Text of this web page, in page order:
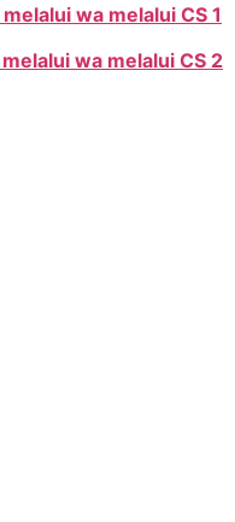
wa melalui CS 1
wa melalui CS 2